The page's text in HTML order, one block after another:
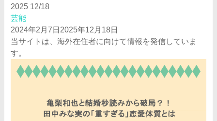
2025 12/18
芸能
2024年2月7日2025年12月18日
当サイトは、海外在住者に向けて情報を発信していま
す。